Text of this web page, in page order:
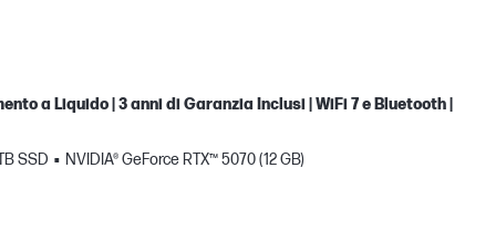
a Liquido | 3 anni di Garanzia Inclusi | WiFi 7 e Bluetooth |
SSD NVIDIA® GeForce RTX™ 5070 (12 GB)